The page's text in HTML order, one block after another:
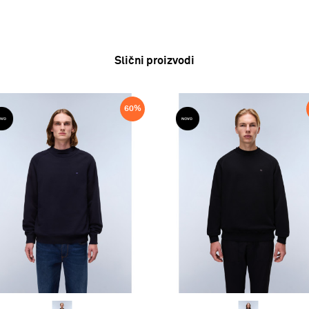
Slični proizvodi
60%